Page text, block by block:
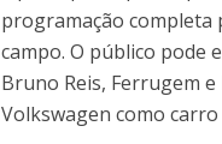
programação completa
campo. O público pode
Bruno Reis, Ferrugem
Volkswagen como